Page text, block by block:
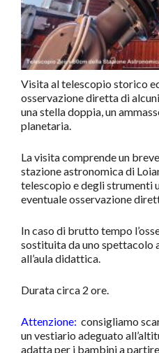
Visita al telescopio storico
osservazione diretta di
una stella doppia, un
planetaria.
La visita comprende un
stazione astronomica di
telescopio e degli strumenti
eventuale osservazione
In caso di brutto tempo
sostituita da uno spettacolo
all’aula didattica.
Durata circa 2 ore.
Attenzione: consigliamo
un vestiario adeguato
adatta per i bambini a partire